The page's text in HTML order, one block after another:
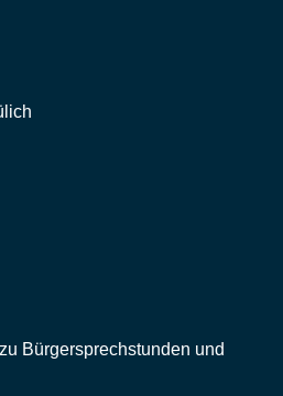
Bürgersprechstunden und